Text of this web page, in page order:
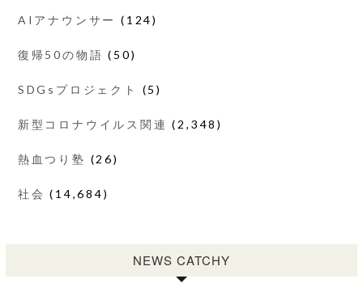
AIアナウンサー (124)
復帰50の物語 (50)
SDGsプロジェクト (5)
新型コロナウイルス関連 (2,348)
熱血つり塾 (26)
社会 (14,684)
NEWS CATCHY